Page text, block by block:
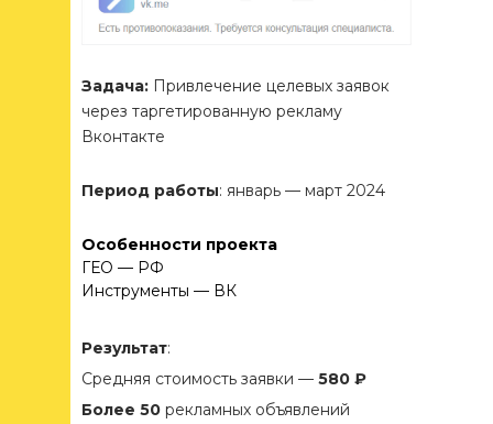
Результат:
Средняя стоимость заявки — 580 ₽
Более 50 рекламных объявлений
Задача: Привлечение целевых заявок
через таргетированную рекламу
Вконтакте
Период работы: январь — март 2024
Особенности проекта
ГЕО — РФ
Инструменты — ВК